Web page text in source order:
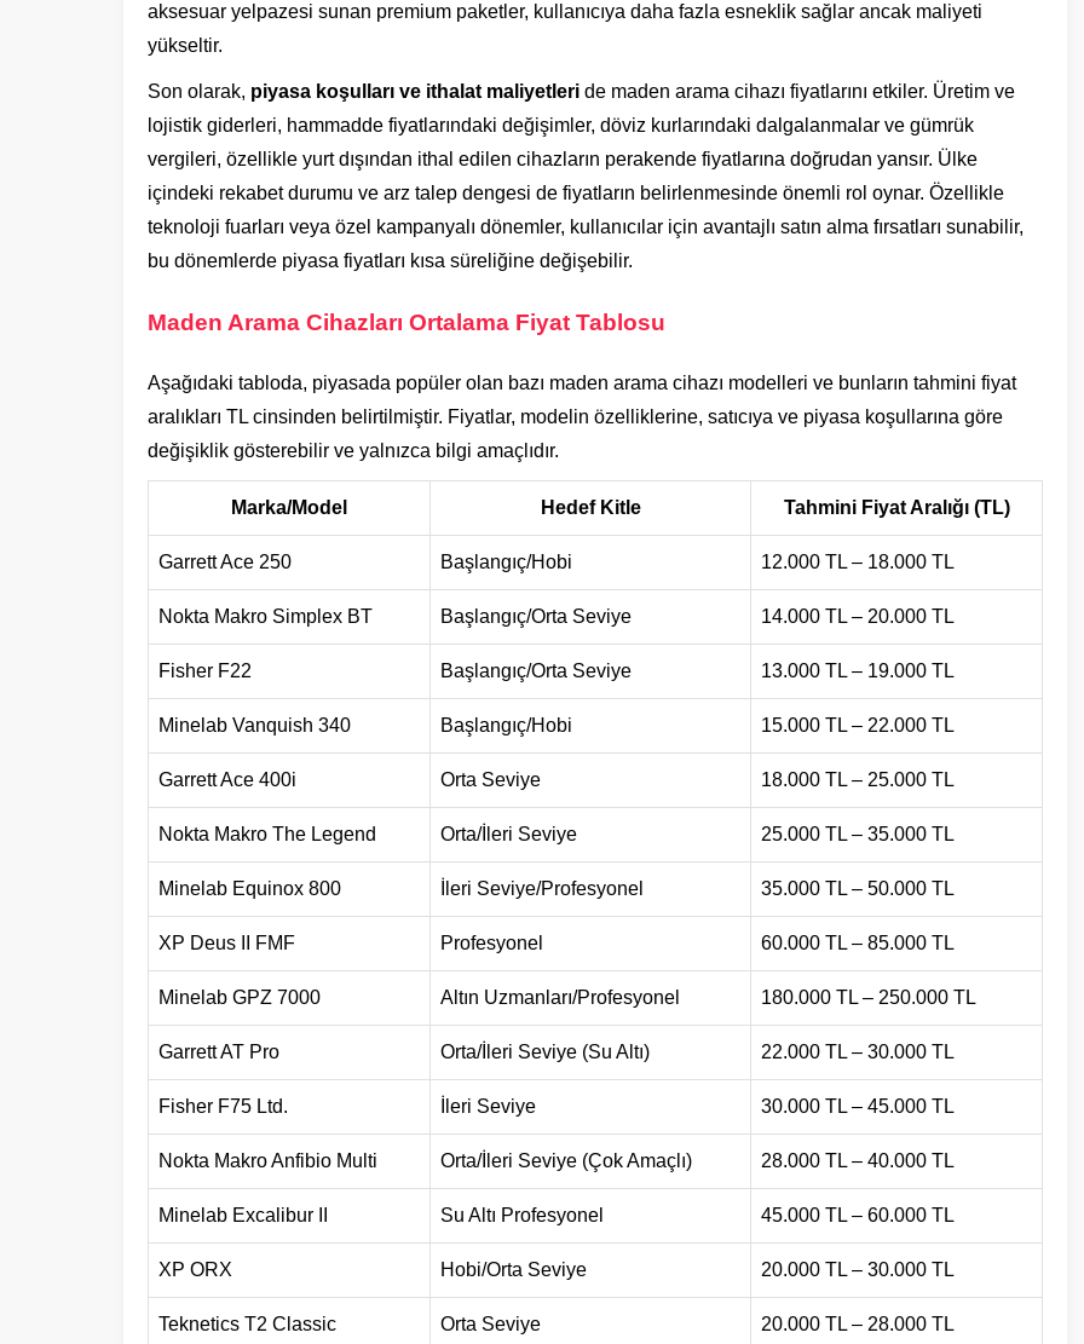
aksesuar yelpazesi sunan premium paketler, kullanıcıya daha fazla esneklik sağlar ancak maliyeti
yükseltir.
Son olarak, piyasa koşulları ve ithalat maliyetleri de maden arama cihazı fiyatlarını etkiler. Üretim ve
lojistik giderleri, hammadde fiyatlarındaki değişimler, döviz kurlarındaki dalgalanmalar ve gümrük
vergileri, özellikle yurt dışından ithal edilen cihazların perakende fiyatlarına doğrudan yansır. Ülke
içindeki rekabet durumu ve arz talep dengesi de fiyatların belirlenmesinde önemli rol oynar. Özellikle
teknoloji fuarları veya özel kampanyalı dönemler, kullanıcılar için avantajlı satın alma fırsatları sunabilir,
bu dönemlerde piyasa fiyatları kısa süreliğine değişebilir.
Maden Arama Cihazları Ortalama Fiyat Tablosu
Aşağıdaki tabloda, piyasada popüler olan bazı maden arama cihazı modelleri ve bunların tahmini fiyat
aralıkları TL cinsinden belirtilmiştir. Fiyatlar, modelin özelliklerine, satıcıya ve piyasa koşullarına göre
değişiklik gösterebilir ve yalnızca bilgi amaçlıdır.
Marka/Model Hedef Kitle Tahmini Fiyat Aralığı (TL)
Garrett Ace 250 Başlangıç/Hobi 12.000 TL – 18.000 TL
Nokta Makro Simplex BT Başlangıç/Orta Seviye 14.000 TL – 20.000 TL
Fisher F22 Başlangıç/Orta Seviye 13.000 TL – 19.000 TL
Minelab Vanquish 340 Başlangıç/Hobi 15.000 TL – 22.000 TL
Garrett Ace 400i Orta Seviye 18.000 TL – 25.000 TL
Nokta Makro The Legend Orta/İleri Seviye 25.000 TL – 35.000 TL
Minelab Equinox 800 İleri Seviye/Profesyonel 35.000 TL – 50.000 TL
XP Deus II FMF Profesyonel 60.000 TL – 85.000 TL
Minelab GPZ 7000 Altın Uzmanları/Profesyonel 180.000 TL – 250.000 TL
Garrett AT Pro Orta/İleri Seviye (Su Altı) 22.000 TL – 30.000 TL
Fisher F75 Ltd. İleri Seviye 30.000 TL – 45.000 TL
Nokta Makro Anfibio Multi Orta/İleri Seviye (Çok Amaçlı) 28.000 TL – 40.000 TL
Minelab Excalibur II Su Altı Profesyonel 45.000 TL – 60.000 TL
XP ORX Hobi/Orta Seviye 20.000 TL – 30.000 TL
Teknetics T2 Classic Orta Seviye 20.000 TL – 28.000 TL